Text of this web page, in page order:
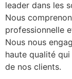
leader dans les
Nous
professionnelle
Nous nous
haute qualité
de nos clients.